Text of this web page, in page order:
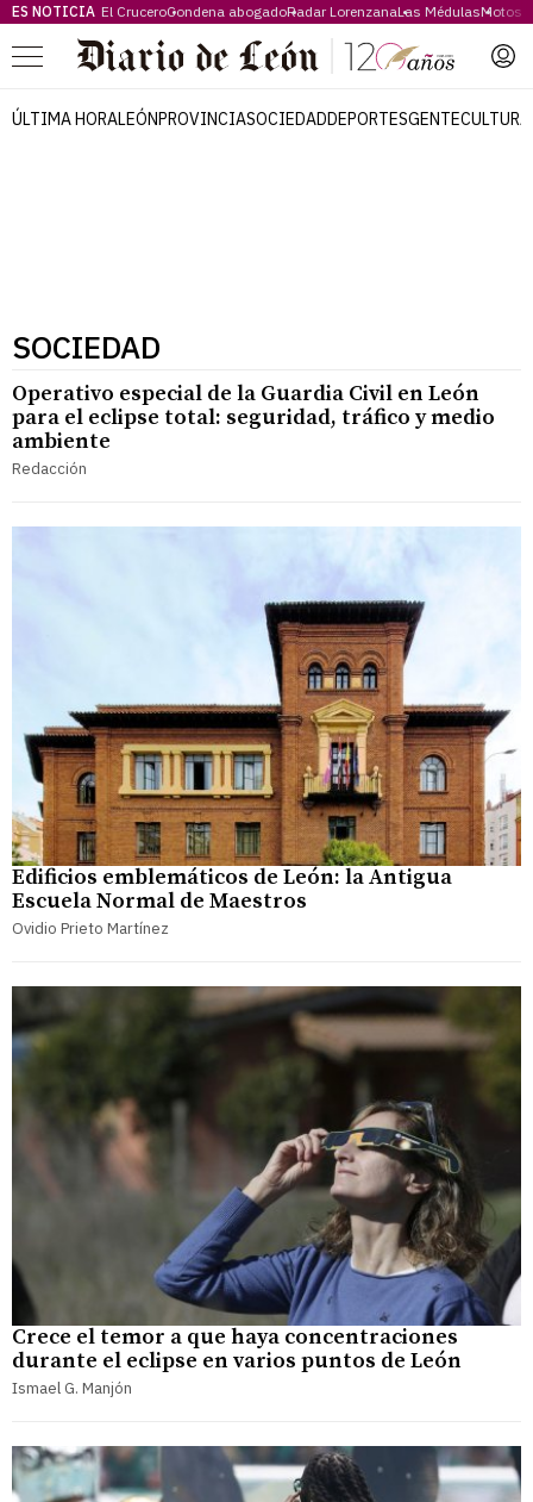
ES NOTICIA El CruceroCondena abogadoRadar LorenzanaLas MédulasMotos
Menú
ÚLTIMA HORALEÓNPROVINCIASOCIEDADDEPORTESGENTECULTURA
SOCIEDAD
Operativo especial de la Guardia Civil en León
para el eclipse total: seguridad, tráfico y medio
ambiente
Redacción
Edificios emblemáticos de León: la Antigua
Escuela Normal de Maestros
Ovidio Prieto Martínez
Crece el temor a que haya concentraciones
durante el eclipse en varios puntos de León
Ismael G. Manjón